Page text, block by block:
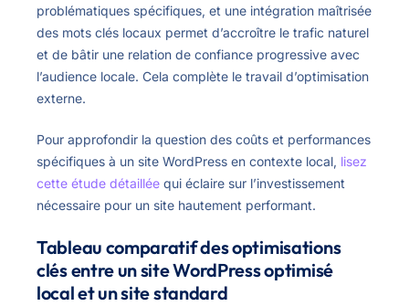
problématiques spécifiques, et une intégration maîtrisée
des mots clés locaux permet d’accroître le trafic naturel
et de bâtir une relation de confiance progressive avec
l’audience locale. Cela complète le travail d’optimisation
externe.
Pour approfondir la question des coûts et performances
spécifiques à un site WordPress en contexte local, lisez
cette étude détaillée qui éclaire sur l’investissement
nécessaire pour un site hautement performant.
Tableau comparatif des optimisations
clés entre un site WordPress optimisé
local et un site standard